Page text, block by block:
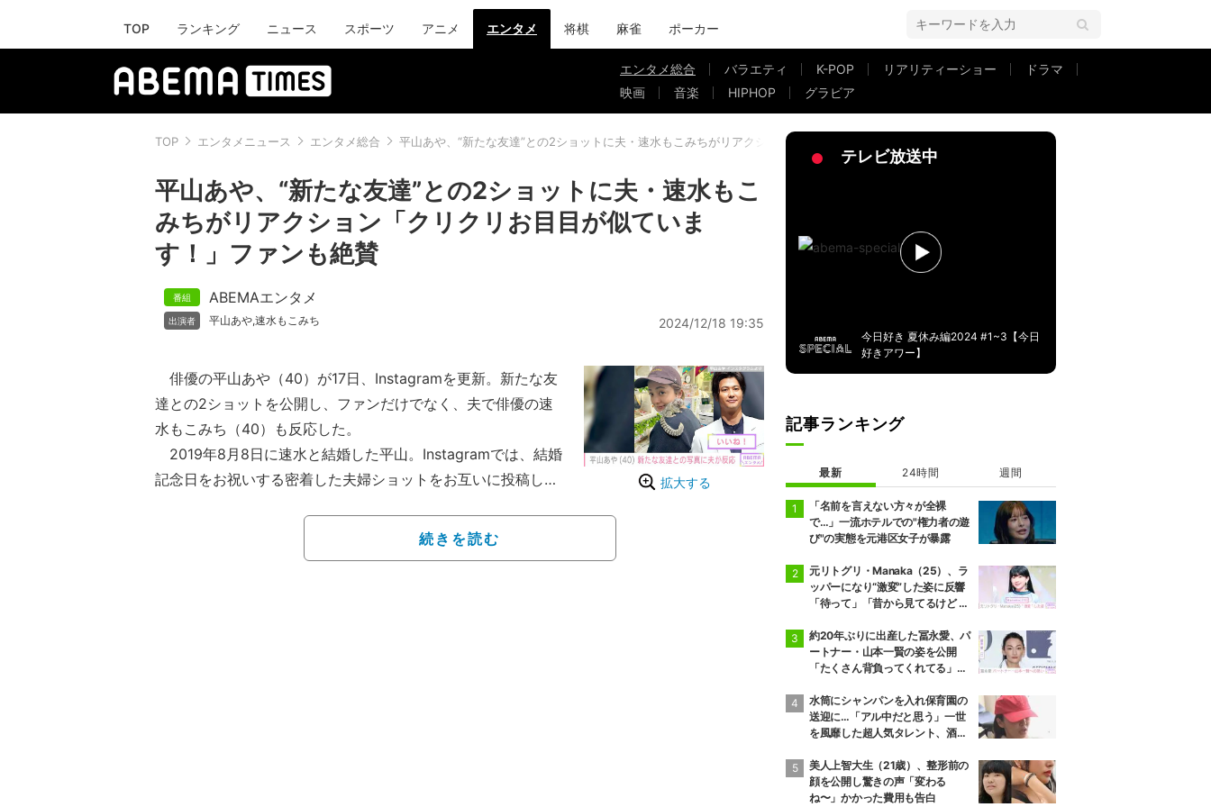
TOP ランキング ニュース スポーツ アニメ エンタメ 将棋 麻雀 ポーカー
エンタメ総合 バラエティ K-POP リアリティーショー
ドラマ
映画
音楽 HIPHOP グラビア
TOP エンタメニュース エンタメ総合 平山あや、“新たな友達”との2ショットに夫・速水もこみちがリアクション「クリクリお目目が似ています！」ファンも絶賛
平山あや、“新たな友達”との2ショットに夫・速水もこ
みちがリアクション「クリクリお目目が似ていま
す！」ファンも絶賛
ABEMAエンタメ
平山あや,速水もこみち 2024/12/18 19:35
拡大する
俳優の平山あや（40）が17日、Instagramを更新。新たな友
達との2ショットを公開し、ファンだけでなく、夫で俳優の速
水もこみち（40）も反応した。
2019年8月8日に速水と結婚した平山。Instagramでは、結婚
記念日をお祝いする密着した夫婦ショットをお互いに投稿して
ースルーの私服ショットを公開した際には速水が「いいね！」
でリアクションするなど、仲の良い夫婦のやり取りを度々披露
続きを読む
テレビ放送中
今日好き 夏休み編2024 #1~3【今日
好きアワー】
記事ランキング
最新 24時間 週間
「名前を言えない方々が全裸
で…」一流ホテルでの"権力者の遊
び"の実態を元港区女子が暴露
元リトグリ・Manaka（25）、ラ
ッパーになり“激変”した姿に反響
「待って」「昔から見てるけど 最
約20年ぶりに出産した冨永愛、パ
ートナー・山本一賢の姿を公開
「たくさん背負ってくれてる」感
水筒にシャンパンを入れ保育園の
送迎に…「アル中だと思う」一世
を風靡した超人気タレント、酒漬
美人上智大生（21歳）、整形前の
顔を公開し驚きの声「変わる
ね〜」かかった費用も告白